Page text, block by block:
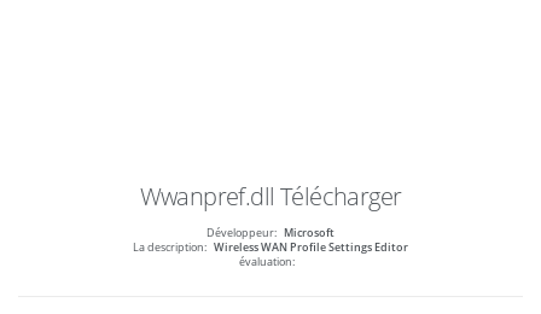
Wwanpref.dll Télécharger
Développeur: Microsoft
La description: Wireless WAN Profile Settings Editor
évaluation: